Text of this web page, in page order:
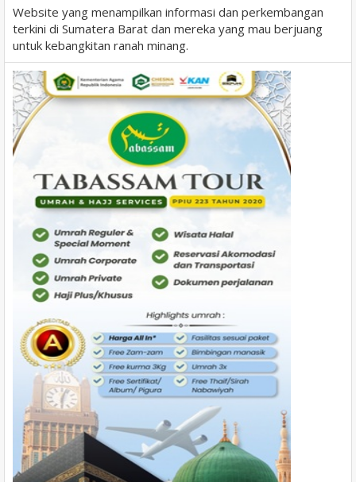
Website yang menampilkan informasi dan perkembangan
terkini di Sumatera Barat dan mereka yang mau berjuang
untuk kebangkitan ranah minang.